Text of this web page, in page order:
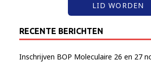
LID WORDEN
RECENTE BERICHTEN
Inschrijven BOP Moleculaire 26 en 27